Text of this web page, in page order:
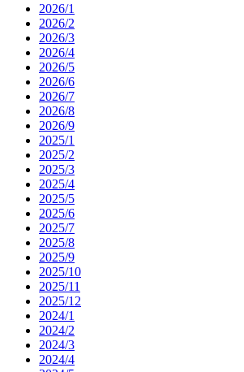
2026/1
2026/2
2026/3
2026/4
2026/5
2026/6
2026/7
2026/8
2026/9
2025/1
2025/2
2025/3
2025/4
2025/5
2025/6
2025/7
2025/8
2025/9
2025/10
2025/11
2025/12
2024/1
2024/2
2024/3
2024/4